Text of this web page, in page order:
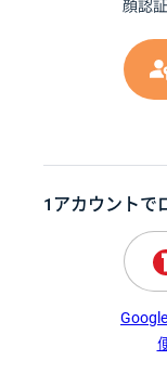
顔認証
1アカウントで